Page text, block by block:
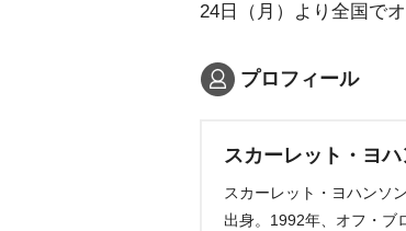
24日（月）より全国で
プロフィール
スカーレット・ヨ
スカーレット・ヨハンソ
出身。1992年、オフ・ブ